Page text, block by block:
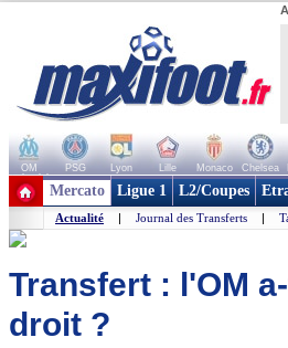
OM PSG Lyon Lille Monaco Chelsea
+ de clubs
Mercato Ligue 1 L2/Coupes
Actualité | Journal des Transferts |
Transfert : l'OM
droit ?